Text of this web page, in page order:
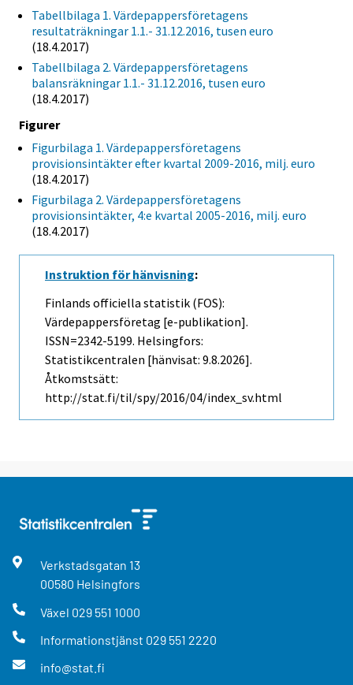
Tabellbilaga 1. Värdepappersföretagens
resultaträkningar 1.1.- 31.12.2016, tusen euro
(18.4.2017)
Tabellbilaga 2. Värdepappersföretagens
balansräkningar 1.1.- 31.12.2016, tusen euro
(18.4.2017)
Figurer
Figurbilaga 1. Värdepappersföretagens
provisionsintäkter efter kvartal 2009-2016, milj. euro
(18.4.2017)
Figurbilaga 2. Värdepappersföretagens
provisionsintäkter, 4:e kvartal 2005-2016, milj. euro
(18.4.2017)
Instruktion för hänvisning:
Finlands officiella statistik (FOS):
Värdepappersföretag [e-publikation].
ISSN=2342-5199. Helsingfors:
Statistikcentralen [hänvisat: 9.8.2026].
Åtkomstsätt:
http://stat.fi/til/spy/2016/04/index_sv.html
Verkstadsgatan 13
00580 Helsingfors
Växel 029 551 1000
Informationstjänst 029 551 2220
info@stat.fi